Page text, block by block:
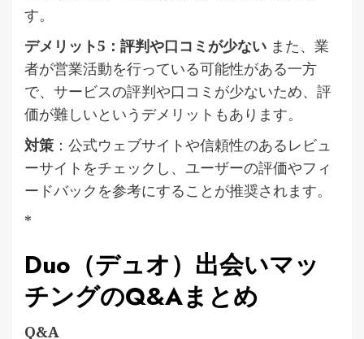
す。
デメリット5：評判や口コミが少ない また、業
者が営業活動を行っている可能性がある一方
で、サービスの評判や口コミが少ないため、評
価が難しいというデメリットもあります。
対策 ：公式ウェブサイトや信頼性のあるレビュ
ーサイトをチェックし、ユーザーの評価やフィ
ードバックを参考にすることが推奨されます。
*
Duo（デュオ）出会いマッ
チングのQ&Aまとめ
Q&A